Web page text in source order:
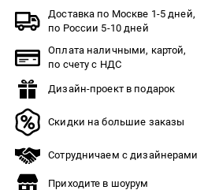
Доставка по Москве 1-5 дней,
по России 5-10 дней
Оплата наличными, картой,
по счету с НДС
Дизайн-проект в подарок
Скидки на большие заказы
Сотрудничаем с дизайнерами
Приходите в шоурум